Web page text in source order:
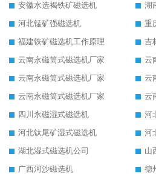
安徽水选褐铁矿磁选机
湖
河北锰矿强磁选机
重
福建铁矿磁选机工作原理
吉
云南永磁筒式磁选机厂家
云
云南永磁筒式磁选机厂家
云
云南永磁筒式磁选机厂家
云
四川永磁湿式磁选机
河
河北钛尾矿湿式磁选机
河
湖北湿式磁选机公司
山
广西河沙磁选机
德